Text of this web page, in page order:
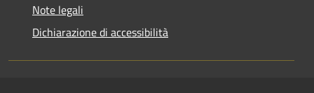
Note legali
Dichiarazione di accessibilità